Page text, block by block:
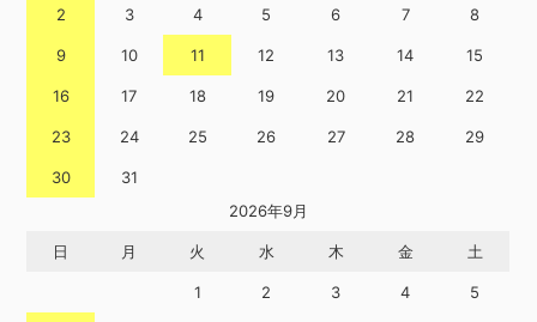
2 3 4 5 6 7 8
9 10 11 12 13 14 15
16 17 18 19 20 21 22
23 24 25 26 27 28 29
30
31
2026年9月
日 月 火 水 木 金 土
1 2 3 4 5